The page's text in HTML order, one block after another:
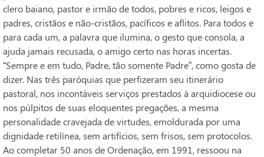
clero baiano, pastor e irmão de todos, pobres e ricos, leigos e
padres, cristãos e não-cristãos, pacíficos e aflitos. Para todos e
para cada um, a palavra que ilumina, o gesto que consola, a
ajuda jamais recusada, o amigo certo nas horas incertas.
“Sempre e em tudo, Padre, tão somente Padre”, como gosta de
dizer. Nas três paróquias que perfizeram seu itinerário
pastoral, nos incontáveis serviços prestados à arquidiocese ou
nos púlpitos de suas eloquentes pregações, a mesma
personalidade cravejada de virtudes, emoldurada por uma
dignidade retilínea, sem artifícios, sem frisos, sem protocolos.
Ao completar 50 anos de Ordenação, em 1991, ressoou na